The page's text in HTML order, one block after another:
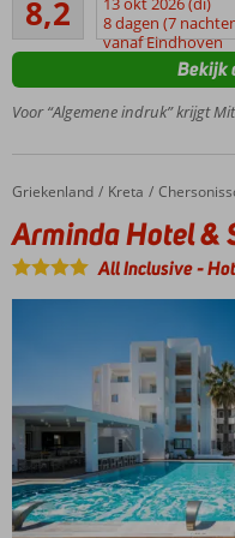
prachtig
uitzicht op
zo het
6 à-la-
carterestaurants
Gloednieuw
splash park
en
Inclusive
ervaring!
8,2
161
beoordelingen8 dagen (7
vanaf Eindhoven
Voor “Algemene indruk” krijgt
Bekijk
Home
Griekenland Kreta
Arminda Hotel & Spa
Arminda Hotel &
All Inclusive-